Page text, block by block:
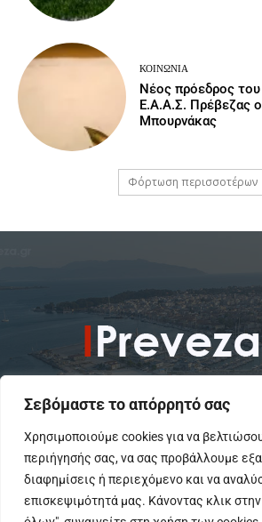
Σεβόμαστε το απόρρητό σας
Χρησιμοποιούμε cookies για να
περιήγησής σας, να σας προβάλλουμε
διαφημίσεις ή περιεχόμενο και να
επισκεψιμότητά μας. Κάνοντας κλικ
ΚΟΙΝΩΝΙΑ
Νέος πρόεδρος
Ε.Α.Α.Σ. Πρέβεζας
Μπουρνάκας
Φόρτωση περισσοτέρων
To IPreveza.gr είναι μια σύγχρονη
Πρέβεζα, Πάργα, Φιλιππιάδα και την Ήπειρο
Πολιτικά, Αθλητικά και